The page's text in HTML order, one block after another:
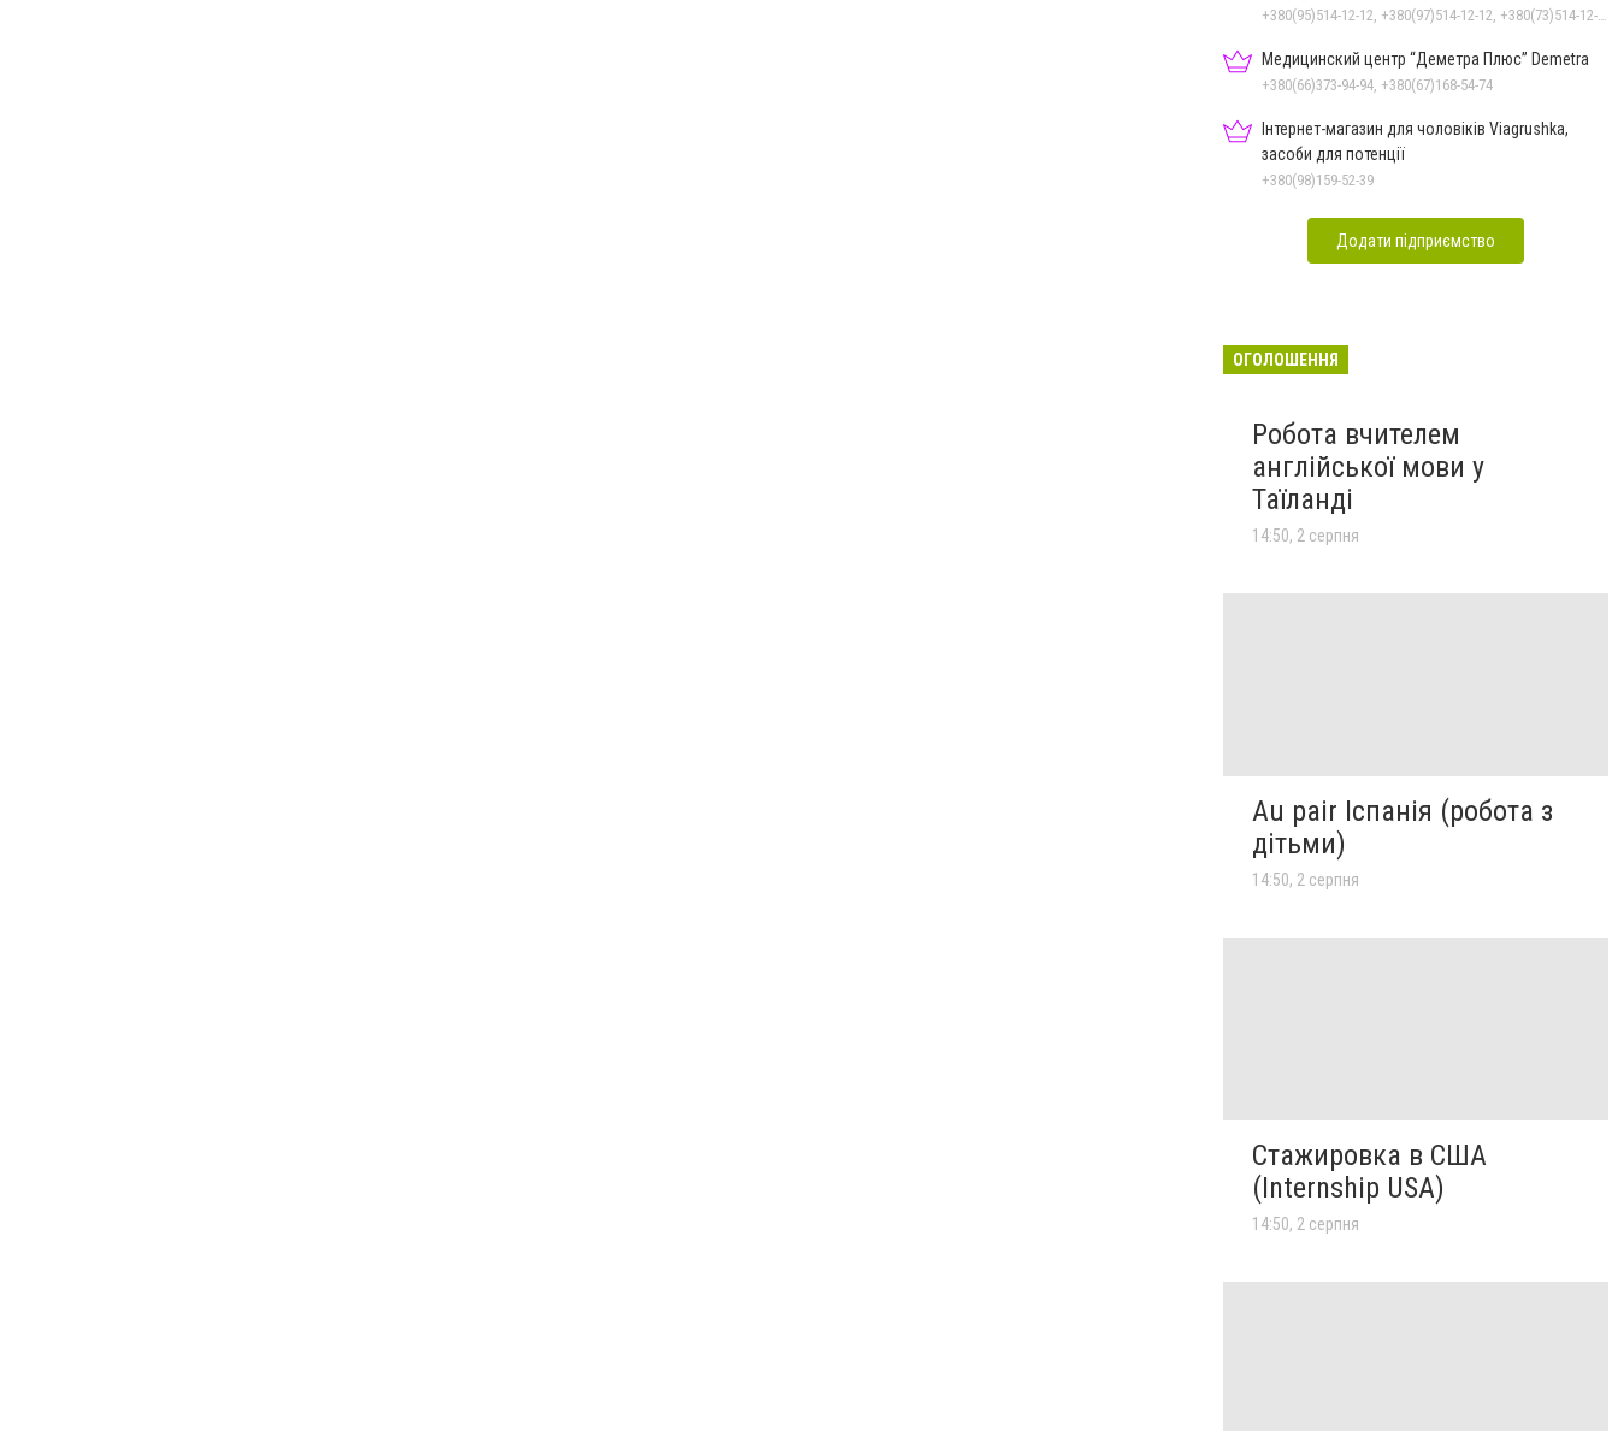
населення
Медицинский центр “Деметра Плюс” Demetra
+380(66)373-94-94, +380(67)168-54-74
Інтернет-магазин для чоловіків Viagrushka,
засоби для потенції
+380(98)159-52-39
Додати підприємство
ОГОЛОШЕННЯ
Робота вчителем
англійської мови у
Таїланді
14:50, 2 серпня
Au pair Іспанія (робота з
дітьми)
14:50, 2 серпня
Стажировка в США
(Internship USA)
14:50, 2 серпня